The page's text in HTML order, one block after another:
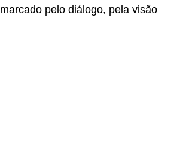
pelo diálogo, pela visão